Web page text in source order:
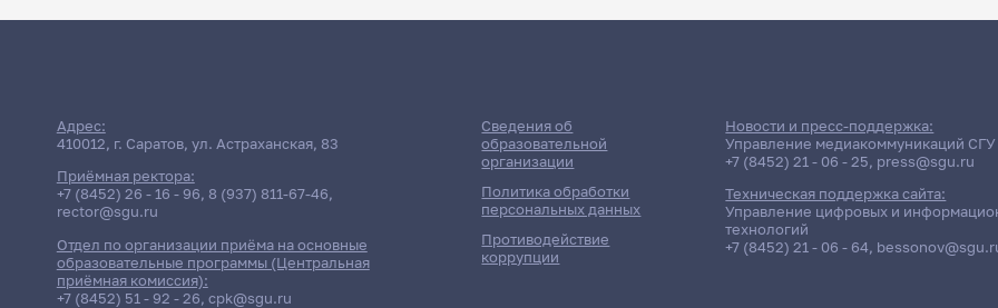
Расписание сессии: Шипова Лариса
Дата Отчётность / Дисциплина
Адрес:
410012, г. Саратов, ул. Астраханская, 83
Приёмная ректора:
+7 (8452) 26 - 16 - 96, 8 (937) 811-67-46,
rector@sgu.ru
Отдел по организации приёма на основные
образовательные программы (Центральная
приёмная комиссия):
+7 (8452) 51 - 92 - 26, cpk@sgu.ru
Сведения об
образовательной
организации
Политика обработки
персональных данных
Противодействие
коррупции
Новости и пресс-поддержка:
Управление медиакоммуникаций СГУ
+7 (8452) 21 - 06 - 25, press@sgu.ru
Техническая поддержка сайта:
Управление цифровых и
технологий
+7 (8452) 21 - 06 - 64,